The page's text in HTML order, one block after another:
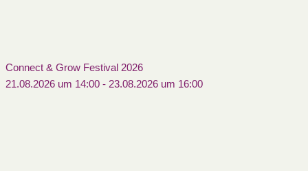
Connect & Grow Festival 2026
21.08.2026 um 14:00- 23.08.2026 um 16:00